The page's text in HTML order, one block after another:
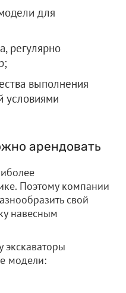
для
регулярно
выполнения
условиями
арендовать
Поэтому компании
свой
навесным
экскаваторы
модели: